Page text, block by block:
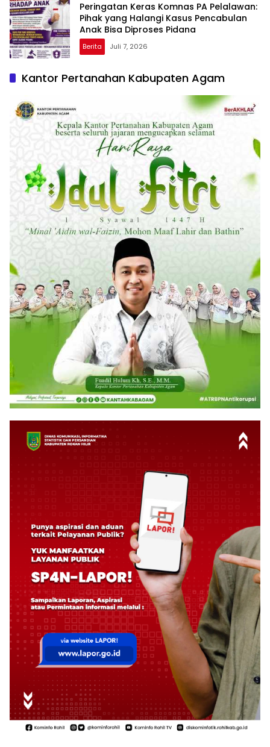
Peringatan Keras Komnas PA Pelalawan:
Pihak yang Halangi Kasus Pencabulan
Anak Bisa Diproses Pidana
Berita Juli 7, 2026
Kantor Pertanahan Kabupaten Agam